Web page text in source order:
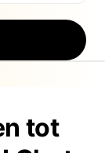
tot